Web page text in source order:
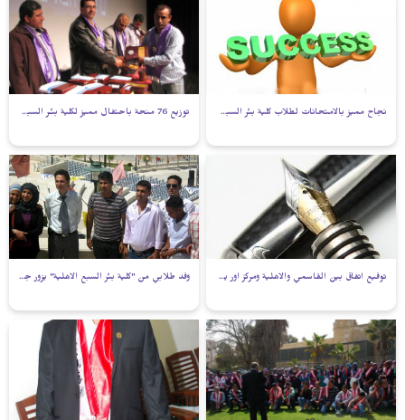
نجاح مميز بالامتحانات لطلاب كلية بئر السبع الاهلية توزيع 76 منحة باحتفال مميز لكلية بئـر السبع الأهلية
توقيع اتفاق بين القاسمي والاهلية ومركز اور يهودا وفد طلابي من "كلية بئر السبع الاهلية" يزور جامعة النجاح الوطنية